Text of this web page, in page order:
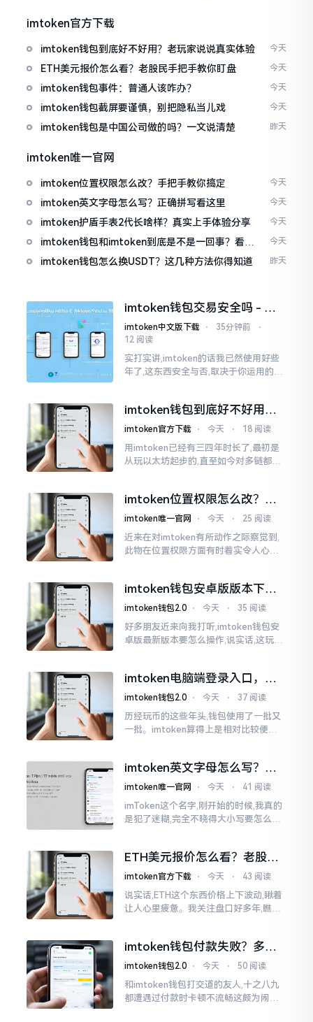
imtoken官方下载
imtoken钱包到底好不好用？老玩家说说真实体验 今天
ETH美元报价怎么看？老股民手把手教你盯盘 今天
imtoken钱包事件：普通人该咋办？ 今天
imtoken钱包截屏要谨慎，别把隐私当儿戏 今天
imtoken钱包是中国公司做的吗？一文说清楚 昨天
imtoken唯一官网
imtoken位置权限怎么改？手把手教你搞定 今天
imtoken英文字母怎么写？正确拼写看这里 今天
imtoken护盾手表2代长啥样？真实上手体验分享 今天
imtoken钱包和imtoken到底是不是一回事？看完
就懂了
今天
imtoken钱包怎么换USDT？这几种方法你得知道 昨天
imtoken钱包交易安全吗 - 老
用户的一些心里话
imtoken中文版下载 ⋅ 35分钟前
⋅
12 阅读
实打实讲,imtoken的话我已然使用好些
年了,这东西安全与否,取决于你运用的方
睹过非常多的人
imtoken钱包到底好不好用？
老玩家说说真实体验
imtoken官方下载 ⋅ 今天 ⋅ 18 阅读
用imtoken已经有三四年时长了,最初是
从玩以太坊起步的,直至如今对多链都有
imtoken位置权限怎么改？手
把手教你搞定
imtoken唯一官网 ⋅ 今天 ⋅ 25 阅读
近来在对imtoken有所动作之际察觉到,
此物在位置权限方面有时着实令人心生
的模样
imtoken钱包安卓版版本下载
安装教程
imtoken钱包2.0 ⋅ 今天 ⋅ 35 阅读
好多朋友近来向我打听,imtoken钱包安
卓版最新版本要怎么操作,说实话,这玩意
0版本
imtoken电脑端登录入口，地
址在这里
imtoken钱包2.0 ⋅ 今天 ⋅ 37 阅读
历经玩币的这些年头,钱包使用了一批又
一批。imtoken算得上是相对比较便于
就得去寻觅电脑端的入口。
imtoken英文字母怎么写？正
确拼写看这里
imtoken唯一官网 ⋅ 今天 ⋅ 41 阅读
imToken这个名字,刚开始的时候,我真的
是犯了迷糊,完全不晓得大小写要怎么去
ETH美元报价怎么看？老股民
手把手教你盯盘
imtoken官方下载 ⋅ 今天 ⋅ 43 阅读
说实话,ETH这个东西价格上下波动,瞅着
让人心里疲惫。我关注盘口好多年,瞧见
判断。
imtoken钱包付款失败？多半
是这几个原因闹的
imtoken钱包2.0 ⋅ 今天 ⋅ 50 阅读
和imtoken钱包打交道的友人,十之八九
都遭遇过付款时卡顿不流畅这颇为闹心